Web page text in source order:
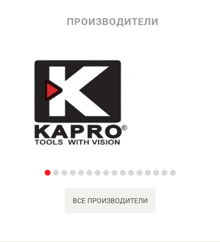
ПРОИЗВОДИТЕЛИ
ВСЕ ПРОИЗВОДИТЕЛИ